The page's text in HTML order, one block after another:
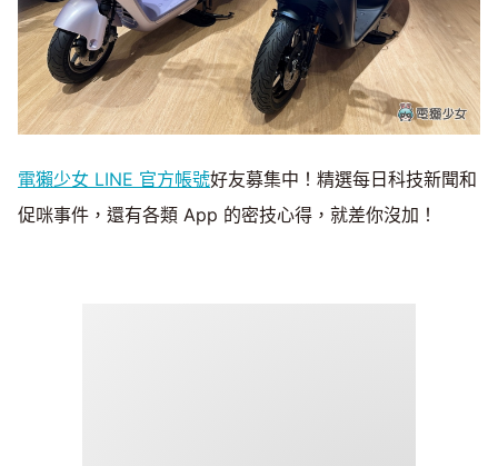
電獺少女 LINE 官方帳號好友募集中！精選每日科技新聞和
促咪事件，還有各類 App 的密技心得，就差你沒加！